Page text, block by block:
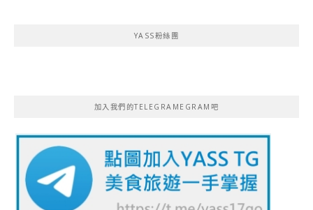
YASS粉絲團
加入我們的TELEGRAMEGRAM吧